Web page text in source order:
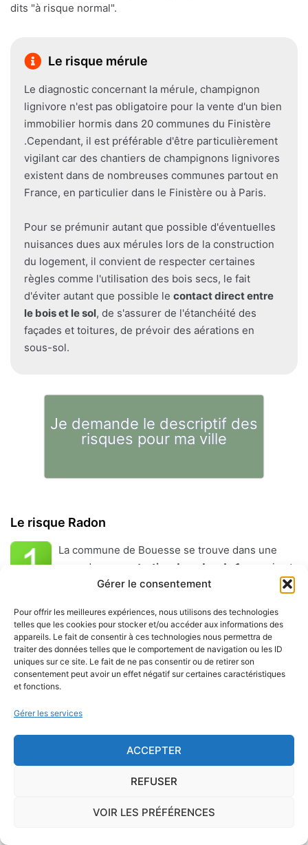
Gérer le consentement
Pour offrir les meilleures expériences, nous utilisons des technologies
telles que les cookies pour stocker et/ou accéder aux informations des
appareils. Le fait de consentir à ces technologies nous permettra de
traiter des données telles que le comportement de navigation ou les ID
uniques sur ce site. Le fait de ne pas consentir ou de retirer son
consentement peut avoir un effet négatif sur certaines caractéristiques
et fonctions.
Gérer les services
ACCEPTER
REFUSER
VOIR LES PRÉFÉRENCES
dits "à risque normal".
Le risque mérule
Le diagnostic concernant la mérule, champignon
lignivore n'est pas obligatoire pour la vente d'un bien
immobilier hormis dans 20 communes du Finistère
.Cependant, il est préférable d'être particulièrement
vigilant car des chantiers de champignons lignivores
existent dans de nombreuses communes partout en
France, en particulier dans le Finistère ou à Paris.
Pour se prémunir autant que possible d'éventuelles
nuisances dues aux mérules lors de la construction
du logement, il convient de respecter certaines
règles comme l'utilisation des bois secs, le fait
d'éviter autant que possible le contact direct entre
le bois et le sol, de s'assurer de l'étanchéité des
façades et toitures, de prévoir des aérations en
sous-sol.
Je demande le descriptif des
risques pour ma ville
Le risque Radon
La commune de Bouesse se trouve dans une
zone de
concentration de radon de 1 , ce qui est
considéré commefaible.
Leradonest un gaz radioactif issu de la désintégration du
radium et de l'uranium, deux éléments présents dans le sol
et les roches. On trouve des taux importants de radon
dans l'air sur le territoire français. C'est pourquoi l'ISRN
(Institut de Radioprotection et de Sûreté Nucléaire), à la
1, 2 ou 3.